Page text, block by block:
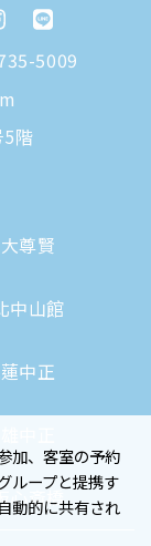
5009
階
尊賢
中山館
中正
心斎橋
加、客室の予約
ループと提携す
動的に共有され